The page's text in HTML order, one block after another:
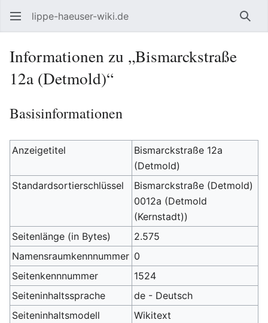
lippe-haeuser-wiki.de
Informationen zu „Bismarckstraße
12a (Detmold)“
Basisinformationen
Anzeigetitel
Bismarckstraße 12a
(Detmold)
Standardsortierschlüssel
Bismarckstraße (Detmold)
0012a (Detmold
(Kernstadt))
Seitenlänge (in Bytes)
2.575
Namensraumkennnummer 0
Seitenkennnummer
1524
Seiteninhaltssprache
de - Deutsch
Seiteninhaltsmodell
Wikitext